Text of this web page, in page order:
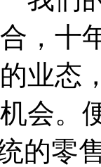
，十
业态
会。
的零